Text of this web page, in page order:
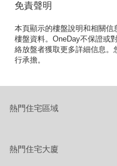
免責聲明
本頁顯示的樓盤說明和相關信
樓盤資料。OneDay不保證或
絡放盤者獲取更多詳細信息。
行承擔。
熱門住宅區域
熱門住宅大廈